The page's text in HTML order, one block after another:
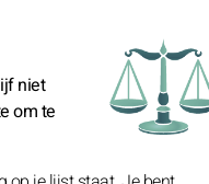
niet
om te